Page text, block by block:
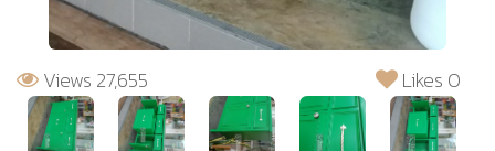
Views 27,655 Likes 0